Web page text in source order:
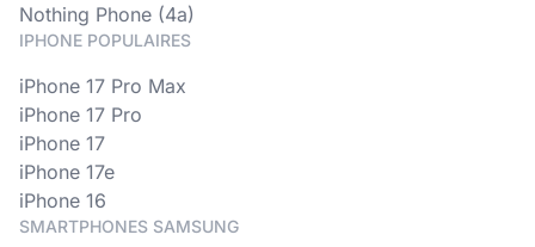
Nothing Phone (4a)
IPHONE POPULAIRES
iPhone 17 Pro Max
iPhone 17 Pro
iPhone 17
iPhone 17e
iPhone 16
SMARTPHONES SAMSUNG